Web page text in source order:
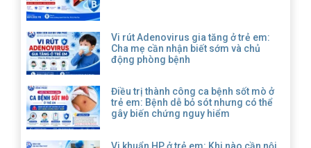
Vi rút Adenovirus gia tăng ở trẻ em:
Cha mẹ cần nhận biết sớm và chủ
động phòng bệnh
Điều trị thành công ca bệnh sốt mò ở
trẻ em: Bệnh dễ bỏ sót nhưng có thể
gây biến chứng nguy hiểm